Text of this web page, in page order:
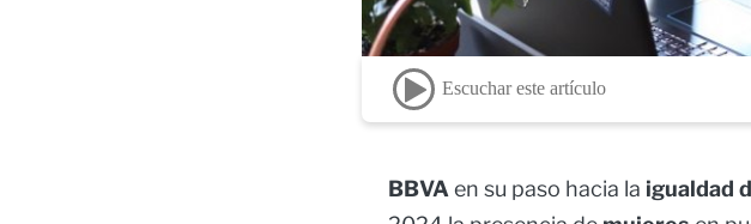
Escuchar este artículo
BBVAen su paso hacia la igualdad